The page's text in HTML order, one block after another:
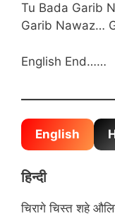
Tu Bada Garib
Garib Nawaz…
English End……
English
हिन्दी
चिरागे चिस्त शहे